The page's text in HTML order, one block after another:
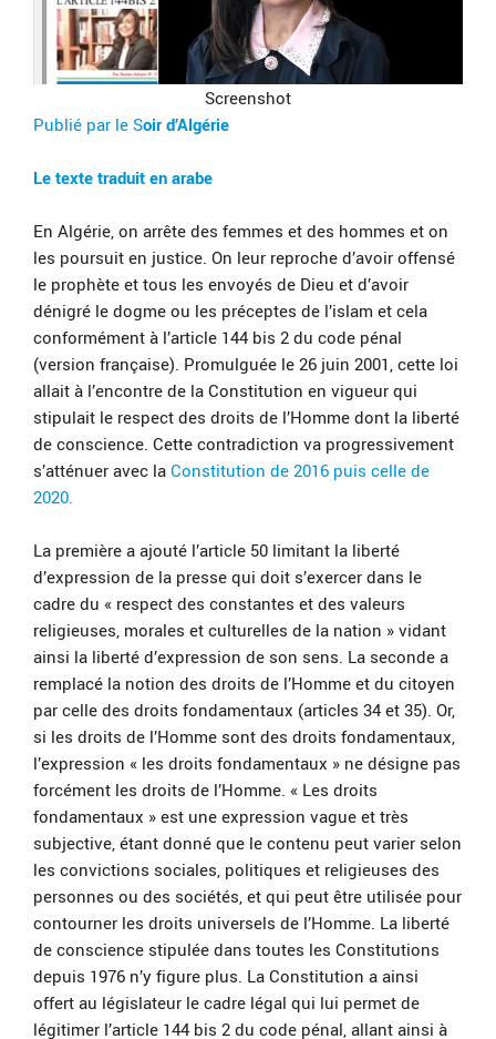
Screenshot
Publié par le Soir d’Algérie
Le texte traduit en arabe
En Algérie, on arrête des femmes et des hommes et on
les poursuit en justice. On leur reproche d’avoir offensé
le prophète et tous les envoyés de Dieu et d’avoir
dénigré le dogme ou les préceptes de l’islam et cela
conformément à l’article 144 bis 2 du code pénal
(version française). Promulguée le 26 juin 2001, cette loi
allait à l’encontre de la Constitution en vigueur qui
stipulait le respect des droits de l’Homme dont la liberté
de conscience. Cette contradiction va progressivement
s’atténuer avec la Constitution de 2016 puis celle de
2020.
La première a ajouté l’article 50 limitant la liberté
d’expression de la presse qui doit s’exercer dans le
cadre du « respect des constantes et des valeurs
religieuses, morales et culturelles de la nation » vidant
ainsi la liberté d’expression de son sens. La seconde a
remplacé la notion des droits de l’Homme et du citoyen
par celle des droits fondamentaux (articles 34 et 35). Or,
si les droits de l’Homme sont des droits fondamentaux,
l’expression « les droits fondamentaux » ne désigne pas
forcément les droits de l’Homme. « Les droits
fondamentaux » est une expression vague et très
subjective, étant donné que le contenu peut varier selon
les convictions sociales, politiques et religieuses des
personnes ou des sociétés, et qui peut être utilisée pour
contourner les droits universels de l’Homme. La liberté
de conscience stipulée dans toutes les Constitutions
depuis 1976 n’y figure plus. La Constitution a ainsi
offert au législateur le cadre légal qui lui permet de
légitimer l’article 144 bis 2 du code pénal, allant ainsi à